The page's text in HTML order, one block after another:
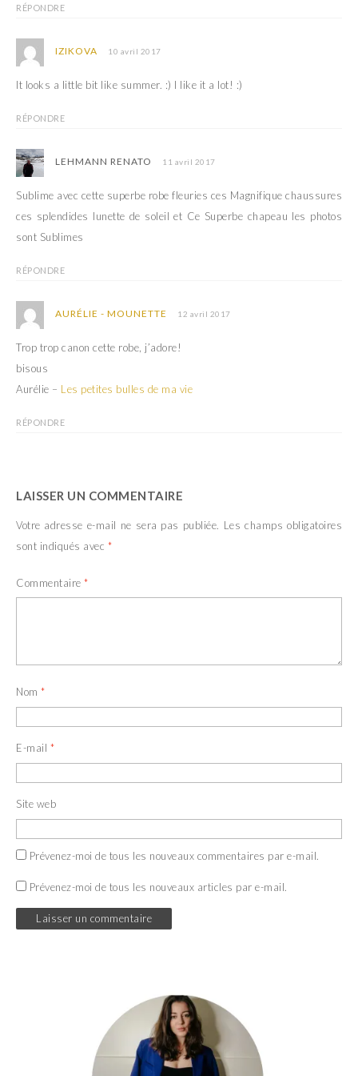
RÉPONDRE
IZIKOVA 10 avril 2017
It looks a little bit like summer. :) I like it a lot! :)
RÉPONDRE
LEHMANN RENATO 11 avril 2017
Sublime avec cette superbe robe fleuries ces Magnifique chaussures
ces splendides lunette de soleil et Ce Superbe chapeau les photos
sont Sublimes
RÉPONDRE
AURÉLIE - MOUNETTE 12 avril 2017
Trop trop canon cette robe, j’adore!
bisous
Aurélie – Les petites bulles de ma vie
RÉPONDRE
LAISSER UN COMMENTAIRE
Votre adresse e-mail ne sera pas publiée. Les champs obligatoires
sont indiqués avec *
Commentaire *
Nom *
E-mail *
Site web
Prévenez-moi de tous les nouveaux commentaires par e-mail.
Prévenez-moi de tous les nouveaux articles par e-mail.